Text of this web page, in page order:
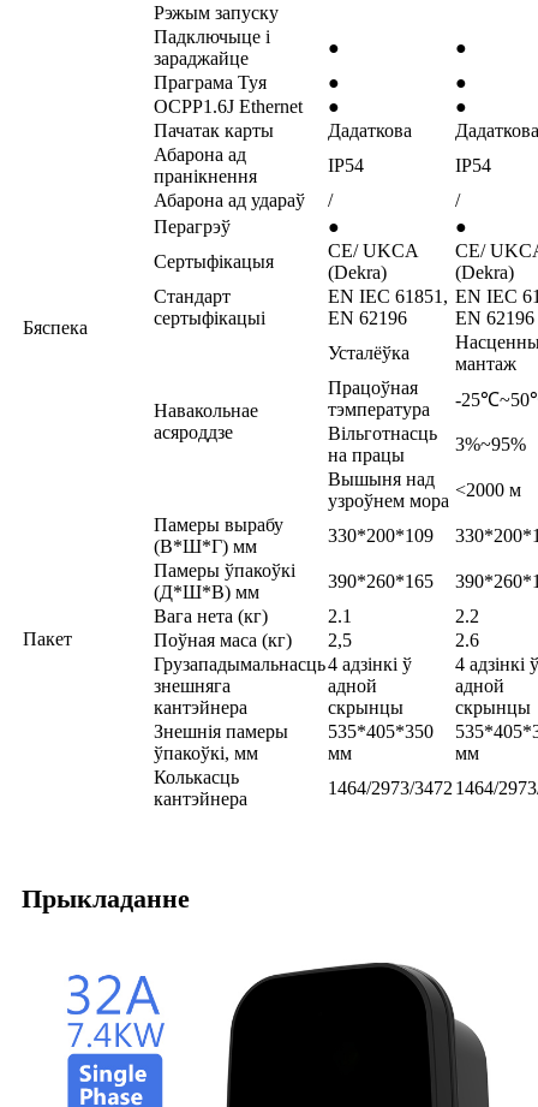
Рэжым запуску
Падключыце і
зараджайце
●
●
Праграма Туя
●
●
OCPP1.6J Ethernet
●
●
Пачатак карты
Дадаткова Дадаткова
Бяспека
Абарона ад
пранікнення
IP54
IP54
Абарона ад удараў
/
/
Перагрэў
●
●
Сертыфікацыя
CE/ UKCA
(Dekra)
CE/
(Dekra)
Стандарт
сертыфікацыі
EN IEC 61851,
EN 62196
EN IEC
EN 62196
Навакольнае
асяроддзе
Усталёўка
мантаж
Працоўная
тэмпература
-
Вільготнасць
на працы
3%~95%
Вышыня над
узроўнем мора
<2000 м
Пакет
Памеры вырабу
(В*Ш*Г) мм
330*200*109
Памеры ўпакоўкі
(Д*Ш*В) мм
390*260*165
Вага нета (кг)
2.1
2.2
Поўная маса (кг)
2,5
2.6
Грузападымальнасць
знешняга
кантэйнера
4 адзінкі ў
адной
скрынцы
4 адзінкі ў
адной
скрынцы
Знешнія памеры
ўпакоўкі, мм
535*405*350
мм
мм
Колькасць
кантэйнера
1464/2973/3472 1464/
Прыкладанне